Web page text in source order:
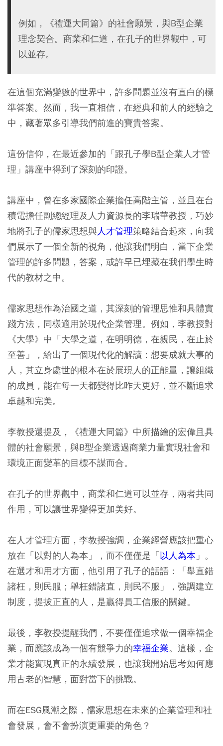
例如，《禮運大同篇》的社會願景，與B型企業
理念契合。商業和仁道，在孔子的世界觀中，可
以並存。
在這個充滿變數的世界中，許多問題並沒有直白的標
準答案。然而，我一直相信，在經典和前人的經驗之
中，藏著眾多引導我們前進的寶貴答案。
這份信仰，在最近參加的「跟孔子學B型企業人才管
理」講座中得到了深刻的印證。
講座中，曾在多家國際企業擔任高階主管，並且在台
積電擔任副總經理及人力資源長的李瑞華教授，巧妙
地將孔子的儒家思想與人才管理策略結合起來，向我
們展示了一個全新的視角，他讓我們明白，當下企業
管理的許多問題，答案，或許早已埋藏在我們學生時
代的教材之中。
儒家思想作為治國之道，其深刻的管理思惟和具體實
踐方法，同樣適用於現代企業管理。例如，李教授對
《大學》中「大學之道，在明明德，在親民，在止於
至善」，給出了一個現代化的解讀：想要成就大事的
人，其立身處世的根本在於展現人的正能量，讓組織
的成員，能在每一天都變得比昨天更好，並不斷追求
卓越和完美。
李教授還提及，《禮運大同篇》中所描繪的宏偉且具
體的社會願景，與B型企業透過商業力量實現社會和
環境正面變革的目標不謀而合。
在孔子的世界觀中，商業和仁道可以並存，兩者共同
作用，可以讓世界變得更加美好。
在人才管理方面，李教授強調，企業經營應該把重心
放在「以對的人為本」，而不僅僅是「以人為本 」。
在選才和用才方面，他引用了孔子的話語：「舉直錯
諸枉，則民服；舉枉錯諸直，則民不服」，強調建立
制度，提拔正直的人，是贏得員工信服的關鍵。
最後，李教授提醒我們，不要僅僅追求做一個幸福企
業，而應該成為一個有競爭力的幸福企業。這樣，企
業才能實現真正的永續發展，也讓我開始思考如何應
用古老的智慧，面對當下的挑戰。
而在ESG風潮之際，儒家思想在未來的企業管理和社
會發展，會不會扮演更重要的角色？